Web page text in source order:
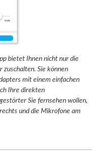
bietet Ihnen nicht nur die
Sie können
mit einem einfachen
Ihre direkten
Sie fernsehen wollen,
und die Mikrofone am